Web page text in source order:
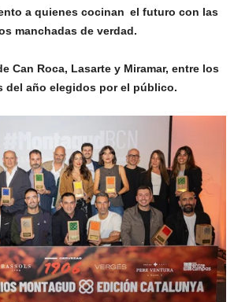
a quienes cocinan el futuro con las
manchadas de verdad.
Can Roca, Lasarte y Miramar, entre los
del año elegidos por el público.